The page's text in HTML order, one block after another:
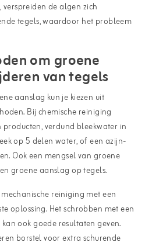
de algen zich
tegels, waardoor het probleem
om groene
van tegels
aanslag kun je kiezen uit
. Bij chemische reiniging
verdund bleekwater in
op 5 delen water, of een azijn-
Ook een mengsel van groene
groene aanslag op tegels.
reiniging met een
oplossing. Het schrobben met een
ook goede resultaten geven.
borstel voor extra schurende